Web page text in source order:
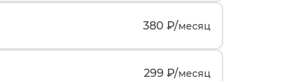
380 ₽/месяц
299 ₽/месяц